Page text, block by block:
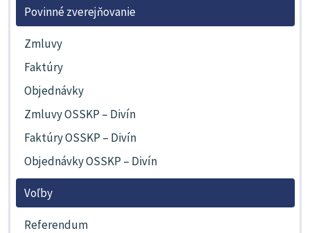
Povinné zverejňovanie
Zmluvy
Faktúry
Objednávky
Zmluvy OSSKP – Divín
Faktúry OSSKP – Divín
Objednávky OSSKP – Divín
Voľby
Referendum